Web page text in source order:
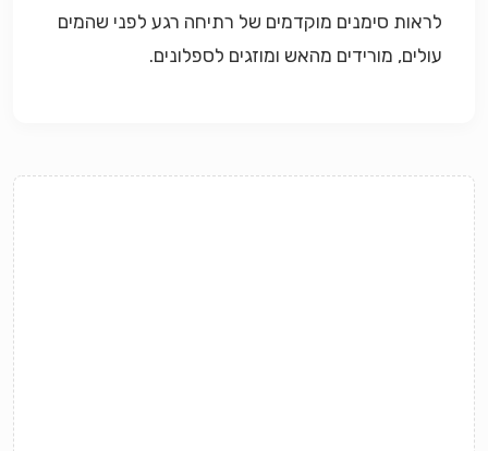
לראות סימנים מוקדמים של רתיחה רגע לפני שהמים
עולים, מורידים מהאש ומוזגים לספלונים.